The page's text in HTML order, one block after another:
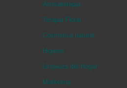
Aromaterapia
Terapia Floral
Cosmética natural
Higiene
Limpieza del Hogar
Marketing